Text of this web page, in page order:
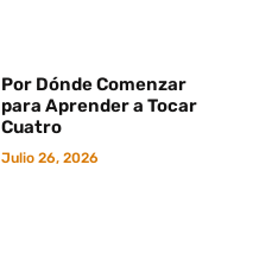
Por Dónde Comenzar
para Aprender a Tocar
Cuatro
Julio 26, 2026